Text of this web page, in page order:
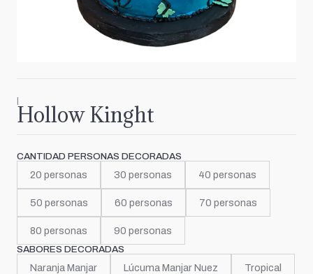
|
Hollow Kinght
CANTIDAD PERSONAS DECORADAS
20 personas 30 personas 40 personas
50 personas 60 personas 70 personas
80 personas 90 personas
SABORES DECORADAS
Naranja Manjar Lúcuma Manjar Nuez Tropical